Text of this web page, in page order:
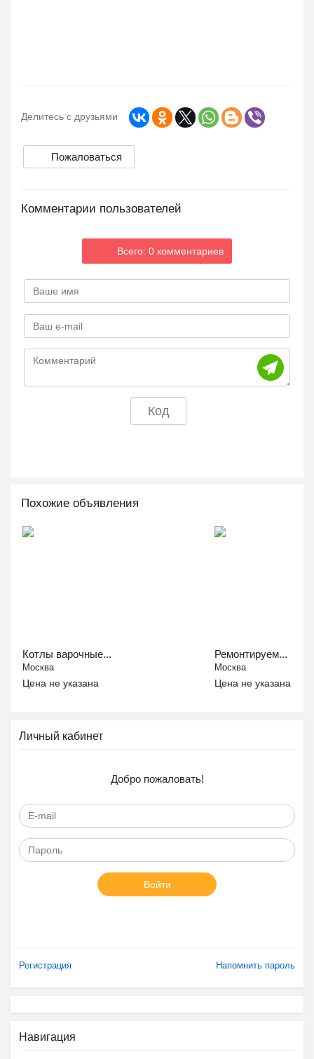
Делитесь с друзьями
Пожаловаться
Комментарии пользователей
Всего: 0 комментариев
Похожие объявления
Котлы варочные...
Москва
Цена не указана
Ремонтируем...
Москва
Цена не указана
Личный кабинет
Добро пожаловать!
Войти
Регистрация Напомнить пароль
Навигация